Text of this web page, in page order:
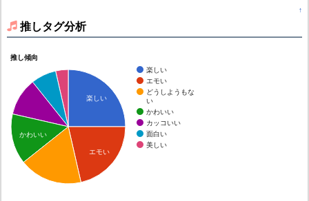
↑
推しタグ分析
推し傾向
楽しい
エモい
どうしようもな
い
かわいい
カッコいい
面白い
美しい
楽しい
エモい
かわいい